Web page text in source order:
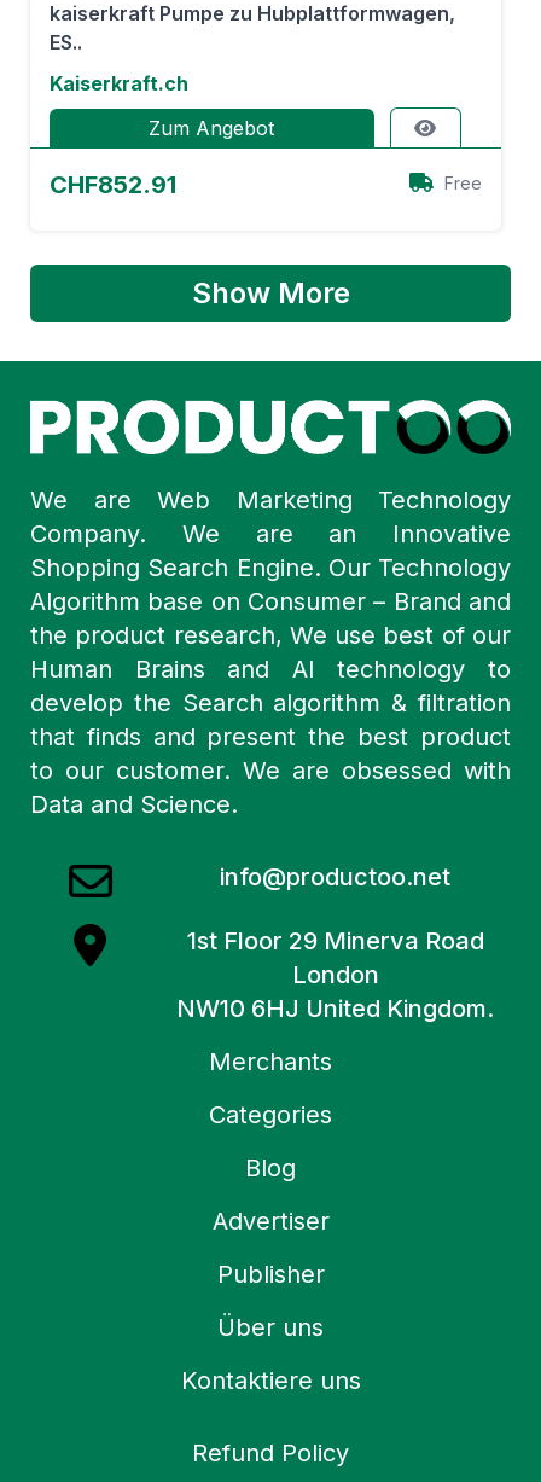
kaiserkraft Pumpe zu Hubplattformwagen,
ES..
Kaiserkraft.ch
Zum Angebot
CHF852.91 Free
Show More
We are Web Marketing Technology
Company. We are an Innovative
Shopping Search Engine. Our Technology
Algorithm base on Consumer – Brand and
the product research, We use best of our
Human Brains and AI technology to
develop the Search algorithm & filtration
that finds and present the best product
to our customer. We are obsessed with
Data and Science.
info@productoo.net
1st Floor 29 Minerva Road
London
NW10 6HJ United Kingdom.
Merchants
Categories
Blog
Advertiser
Publisher
Über uns
Kontaktiere uns
Refund Policy